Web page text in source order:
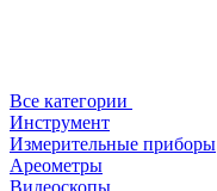
Все категории
Инструмент
Измерительные приборы
Ареометры
Видеоскопы